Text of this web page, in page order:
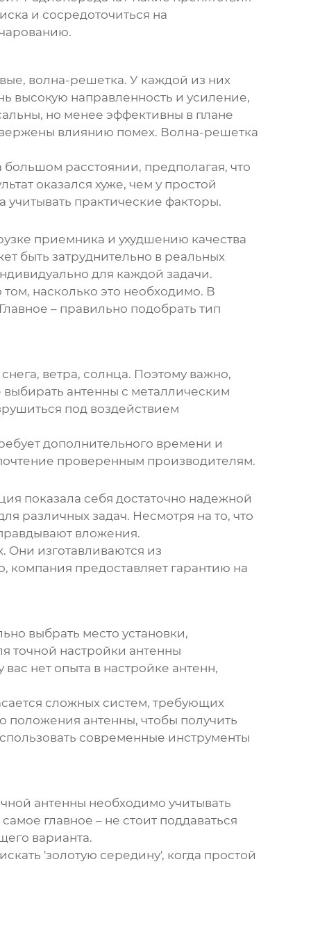
и сосредоточиться на
волна-решетка. У каждой из них
высокую направленность и усиление,
но менее эффективны в плане
влиянию помех. Волна-решетка
расстоянии, предполагая, что
оказался хуже, чем у простой
практические факторы.
приемника и ухудшению качества
быть затруднительно в реальных
для каждой задачи.
насколько это необходимо. В
– правильно подобрать тип
ветра, солнца. Поэтому важно,
антенны с металлическим
под воздействием
дополнительного времени и
проверенным производителям.
показала себя достаточно надежной
различных задач. Несмотря на то, что
вложения.
Они изготавливаются из
компания предоставляет гарантию на
выбрать место установки,
точной настройки антенны
нет опыта в настройке антенн,
сложных систем, требующих
положения антенны, чтобы получить
современные инструменты
антенны необходимо учитывать
главное – не стоит поддаваться
варианта.
'золотую середину', когда простой